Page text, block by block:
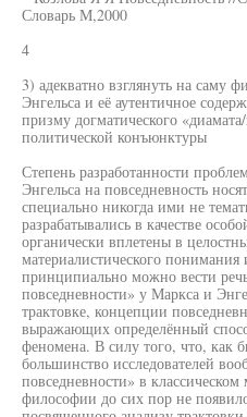
Словарь М,2000
4
3) адекватно взглянуть на
Энгельса и её аутентичное
призму догматического
политической конъюнктуры
Степень разработанности
Энгельса на повседневность
специально никогда ими не
разрабатывались в качестве
органически вплетены в
материалистического
принципиально можно вести
повседневности» у Маркса и
трактовке, концепции
выражающих определённый
феномена. В силу того, что, как
большинство исследователей
повседневности» в
философии до сих пор не